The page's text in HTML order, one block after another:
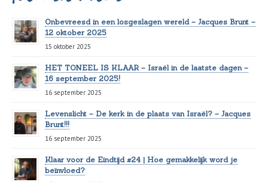
Onbevreesd in een losgeslagen wereld – Jacques Brunt –
12 oktober 2025
15 oktober 2025
HET TONEEL IS KLAAR – Israël in de laatste dagen –
16 september 2025!
16 september 2025
Levenslicht – De kerk in de plaats van Israël? – Jacques
Brunt!!!
16 september 2025
Klaar voor de Eindtijd #24 | Hoe gemakkelijk word je
beïnvloed?